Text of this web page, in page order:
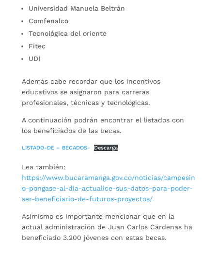
Universidad Manuela Beltrán
Comfenalco
Tecnológica del oriente
Fitec
UDI
Además cabe recordar que los incentivos
educativos se asignaron para carreras
profesionales, técnicas y tecnológicas.
A continuación podrán encontrar el listados con
los beneficiados de las becas.
LISTADO-DE – BECADOS- Descarga
Lea también:
https://www.bucaramanga.gov.co/noticias/campesin
o-pongase-al-dia-actualice-sus-datos-para-poder-
ser-beneficiario-de-futuros-proyectos/
Asimismo es importante mencionar que en la
actual administración de Juan Carlos Cárdenas ha
beneficiado 3.200 jóvenes con estas becas.